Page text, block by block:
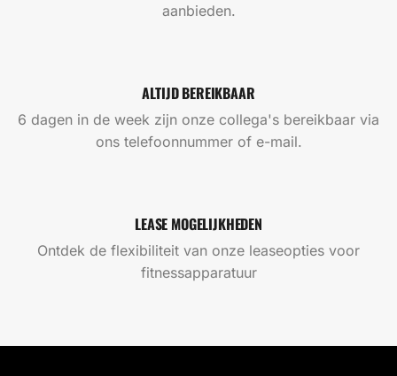
aanbieden.
ALTIJD BEREIKBAAR
6 dagen in de week zijn onze collega's bereikbaar via
ons telefoonnummer of e-mail.
LEASE MOGELIJKHEDEN
Ontdek de flexibiliteit van onze leaseopties voor
fitnessapparatuur